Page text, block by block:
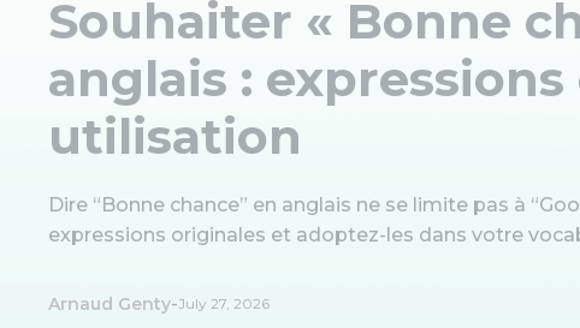
Souhaiter « Bonne
anglais : expressions
utilisation
Dire “Bonne chance” en anglais ne se limite pas à
expressions originales et adoptez-les dans votre
Arnaud Genty-July 27, 2026